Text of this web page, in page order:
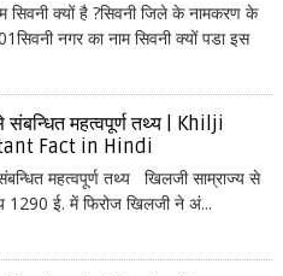
सिवनी क्यों है ?सिवनी जिले के नामकरण के
नगर का नाम सिवनी क्यों पडा इस
संबन्धित महत्वपूर्ण तथ्य | Khilji
Fact in Hindi
महत्वपूर्ण तथ्य खिलजी साम्राज्य से
1290 ई. में फिरोज खिलजी ने अं...